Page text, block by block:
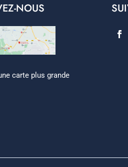
NOUS
carte plus grande